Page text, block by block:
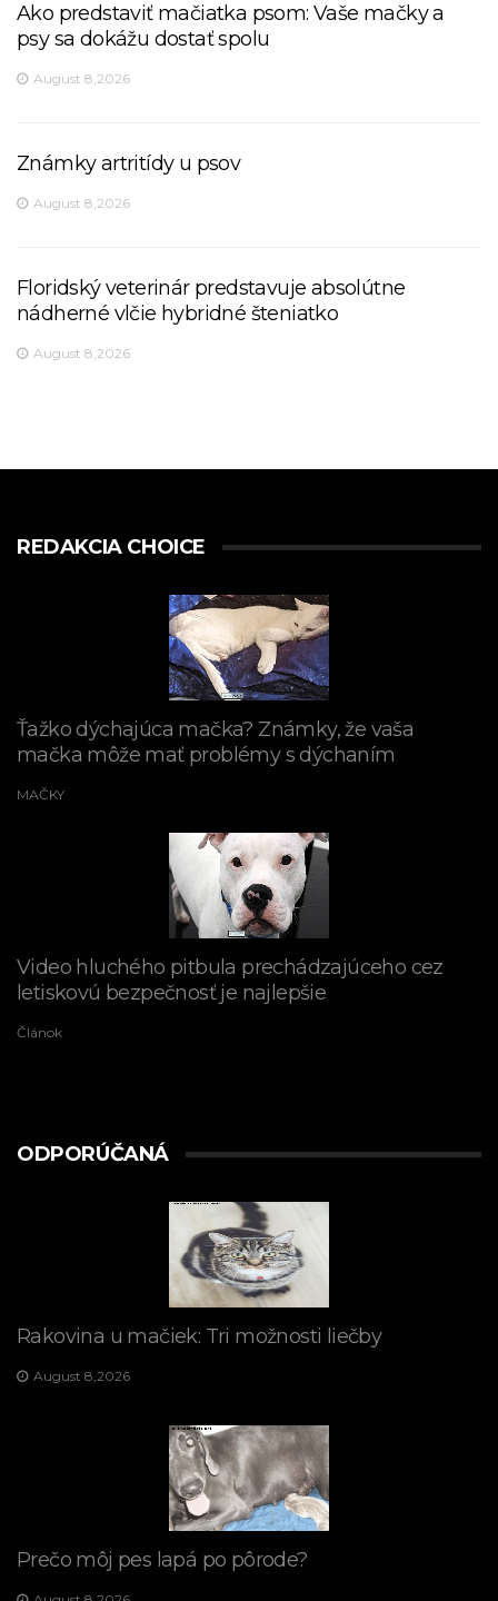
Ako predstaviť mačiatka psom: Vaše mačky a
psy sa dokážu dostať spolu
August 8,2026
Známky artritídy u psov
August 8,2026
Floridský veterinár predstavuje absolútne
nádherné vlčie hybridné šteniatko
August 8,2026
REDAKCIA CHOICE
Ťažko dýchajúca mačka? Známky, že vaša
mačka môže mať problémy s dýchaním
MAČKY
Video hluchého pitbula prechádzajúceho cez
letiskovú bezpečnosť je najlepšie
Článok
ODPORÚČANÁ
Rakovina u mačiek: Tri možnosti liečby
August 8,2026
Prečo môj pes lapá po pôrode?